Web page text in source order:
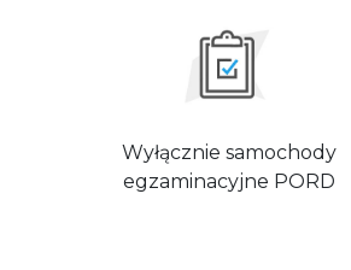
Wyłącznie samochody
egzaminacyjne PORD